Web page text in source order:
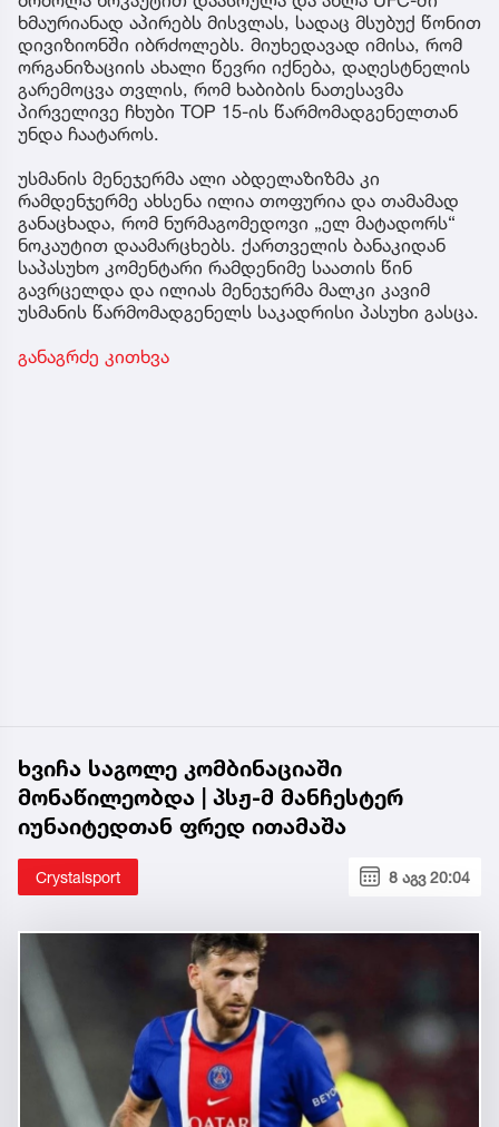
ხმაურიანად აპირებს მისვლას, სადაც მსუბუქ წონით
დივიზიონში იბრძოლებს. მიუხედავად იმისა, რომ
ორგანიზაციის ახალი წევრი იქნება, დაღესტნელის
გარემოცვა თვლის, რომ ხაბიბის ნათესავმა
პირველივე ჩხუბი TOP 15-ის წარმომადგენელთან
უნდა ჩაატაროს.
უსმანის მენეჯერმა ალი აბდელაზიზმა კი
რამდენჯერმე ახსენა ილია თოფურია და თამამად
განაცხადა, რომ ნურმაგომედოვი „ელ მატადორს“
ნოკაუტით დაამარცხებს. ქართველის ბანაკიდან
საპასუხო კომენტარი რამდენიმე საათის წინ
გავრცელდა და ილიას მენეჯერმა მალკი კავიმ
უსმანის წარმომადგენელს საკადრისი პასუხი გასცა.
განაგრძე კითხვა
ხვიჩა საგოლე კომბინაციაში
მონაწილეობდა | პსჟ-მ მანჩესტერ
იუნაიტედთან ფრედ ითამაშა
Crystalsport 8 აგვ 20:04